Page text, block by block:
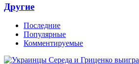
Другие
Последние
Популярные
Комментируемые